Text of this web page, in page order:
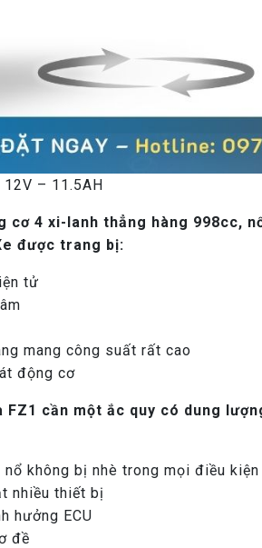
– 11.5AH
cơ 4 xi-lanh thẳng hàng 998cc,
được trang bị:
tử
mang công suất rất cao
động cơ
FZ1 cần một ắc quy có dung
nổ không bị nhè trong mọi điều kiện
nhiều thiết bị
hưởng ECU
đề